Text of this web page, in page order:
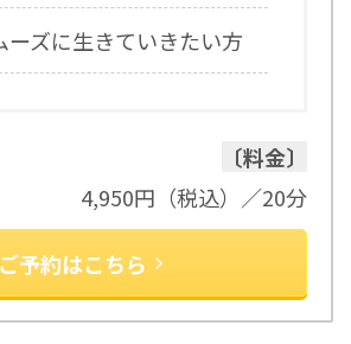
ーズに生きていきたい方
〔料金〕
4,950円（税込）／20分
ご予約はこちら